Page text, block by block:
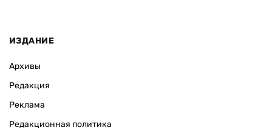
ИЗДАНИЕ
Архивы
Редакция
Реклама
Редакционная политика